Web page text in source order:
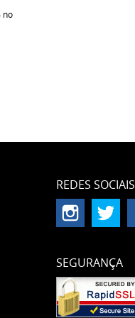
no
REDES SOCIAIS
SEGURANÇA